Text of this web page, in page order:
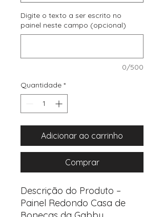
Digite o texto a ser escrito no
painel neste campo (opcional)
0/500
Quantidade *
Adicionar ao carrinho
Comprar
Descrição do Produto –
Painel Redondo Casa de